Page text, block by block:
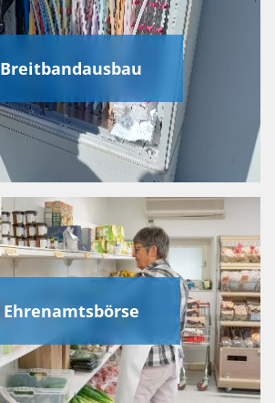
Breitbandausbau
Ehrenamtsbörse